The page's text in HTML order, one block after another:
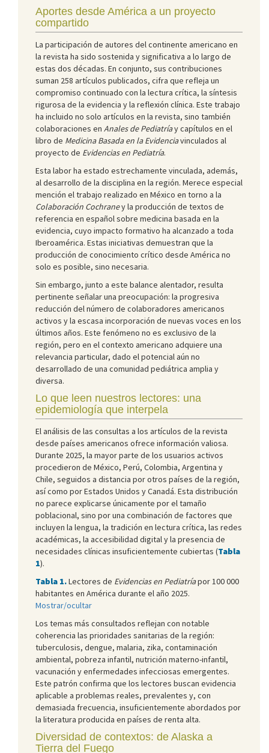
Aportes desde América a un proyecto
compartido
La participación de autores del continente americano en
la revista ha sido sostenida y significativa a lo largo de
estas dos décadas. En conjunto, sus contribuciones
suman 258 artículos publicados, cifra que refleja un
compromiso continuado con la lectura crítica, la síntesis
rigurosa de la evidencia y la reflexión clínica. Este trabajo
ha incluido no solo artículos en la revista, sino también
colaboraciones en Anales de Pediatríay capítulos en el
libro de Medicina Basada en la Evidenciavinculados al
proyecto de Evidencias en Pediatría.
Esta labor ha estado estrechamente vinculada, además,
al desarrollo de la disciplina en la región. Merece especial
mención el trabajo realizado en México en torno a la
Colaboración Cochraney la producción de textos de
referencia en español sobre medicina basada en la
evidencia, cuyo impacto formativo ha alcanzado a toda
Iberoamérica. Estas iniciativas demuestran que la
producción de conocimiento crítico desde América no
solo es posible, sino necesaria.
Sin embargo, junto a este balance alentador, resulta
pertinente señalar una preocupación: la progresiva
reducción del número de colaboradores americanos
activos y la escasa incorporación de nuevas voces en los
últimos años. Este fenómeno no es exclusivo de la
región, pero en el contexto americano adquiere una
relevancia particular, dado el potencial aún no
desarrollado de una comunidad pediátrica amplia y
diversa.
Lo que leen nuestros lectores: una
epidemiología que interpela
El análisis de las consultas a los artículos de la revista
desde países americanos ofrece información valiosa.
Durante 2025, la mayor parte de los usuarios activos
procedieron de México, Perú, Colombia, Argentina y
Chile, seguidos a distancia por otros países de la región,
así como por Estados Unidos y Canadá. Esta distribución
no parece explicarse únicamente por el tamaño
poblacional, sino por una combinación de factores que
incluyen la lengua, la tradición en lectura crítica, las redes
académicas, la accesibilidad digital y la presencia de
necesidades clínicas insuficientemente cubiertas (Tabla
1).
Tabla 1.Lectores de Evidencias en Pediatríapor 100 000
habitantes en América durante el año 2025.
Mostrar/ocultar
Los temas más consultados reflejan con notable
coherencia las prioridades sanitarias de la región:
tuberculosis, dengue, malaria, zika, contaminación
ambiental, pobreza infantil, nutrición materno-infantil,
vacunación y enfermedades infecciosas emergentes.
Este patrón confirma que los lectores buscan evidencia
aplicable a problemas reales, prevalentes y, con
demasiada frecuencia, insuficientemente abordados por
la literatura producida en países de renta alta.
Diversidad de contextos: de Alaska a
Tierra del Fuego